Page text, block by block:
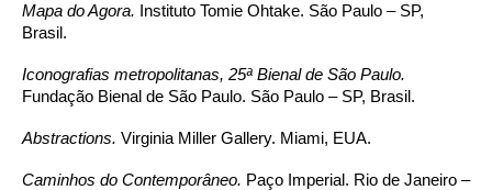
Mapa do Agora. Instituto Tomie Ohtake. São Paulo – SP,
Brasil.
Iconografias metropolitanas, 25ª Bienal de São Paulo.
Fundação Bienal de São Paulo. São Paulo – SP, Brasil.
Abstractions. Virginia Miller Gallery. Miami, EUA.
Caminhos do Contemporâneo. Paço Imperial. Rio de Janeiro –